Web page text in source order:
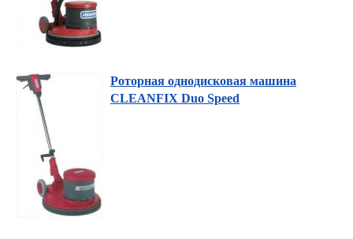
Роторная однодисковая машина
CLEANFIX Duo Speed